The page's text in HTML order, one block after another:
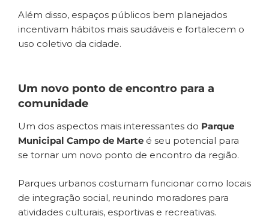
Além disso, espaços públicos bem planejados
incentivam hábitos mais saudáveis e fortalecem o
uso coletivo da cidade.
Um novo ponto de encontro para a
comunidade
Um dos aspectos mais interessantes do Parque
Municipal Campo de Marte é seu potencial para
se tornar um novo ponto de encontro da região.
Parques urbanos costumam funcionar como locais
de integração social, reunindo moradores para
atividades culturais, esportivas e recreativas.